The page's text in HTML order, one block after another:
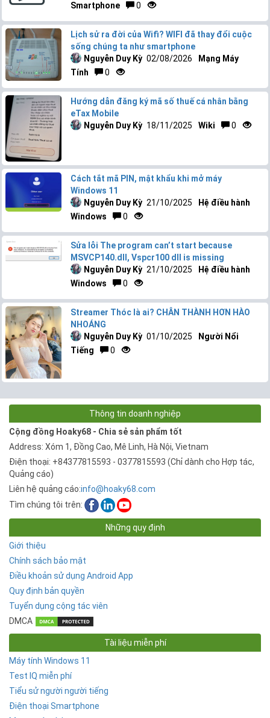
Smartphone
0
Lịch sử ra đời của Wifi? WIFI đã thay đổi cuộc
sống chúng ta như smartphone
Nguyễn Duy Kỳ 02/08/2026
Mạng Máy
Tính
0
Hướng dẫn đăng ký mã số thuế cá nhân bằng
eTax Mobile
Nguyễn Duy Kỳ 18/11/2025 Wiki 0
Cách tắt mã PIN, mật khẩu khi mở máy
Windows 11
Nguyễn Duy Kỳ 21/10/2025
Hệ điều hành
Windows
0
Sửa lỗi The program can’t start because
MSVCP140.dll, Vspcr100 dll is missing
Nguyễn Duy Kỳ 21/10/2025
Hệ điều hành
Windows
0
Streamer Thóc là ai? CHÂN THÀNH HƠN HÀO
NHOÁNG
Nguyễn Duy Kỳ 01/10/2025
Người Nổi
Tiếng
0
Thông tin doanh nghiệp
Cộng đồng Hoaky68 - Chia sẻ sản phẩm tốt
Address: Xóm 1, Đồng Cao, Mê Linh, Hà Nội, Vietnam
Điện thoại: +84377815593 - 0377815593 (Chỉ dành cho Hợp tác,
Quảng cáo)
Liên hệ quảng cáo:info@hoaky68.com
Tìm chúng tôi trên:
Những quy định
Giới thiệu
Chính sách bảo mật
Điều khoản sử dụng Android App
Quy định bản quyền
Tuyển dụng cộng tác viên
DMCA
Tài liệu miễn phí
Máy tính Windows 11
Test IQ miễn phí
Tiểu sử người người tiếng
Điện thoại Smartphone